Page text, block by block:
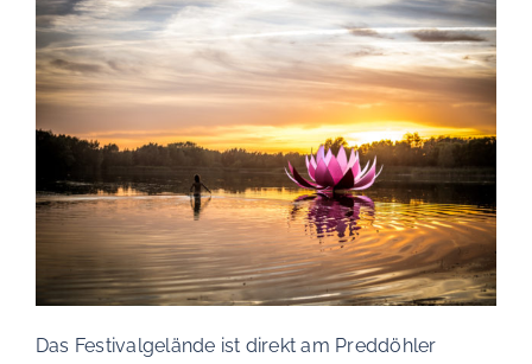
Das Festivalgelände ist direkt am Preddöhler